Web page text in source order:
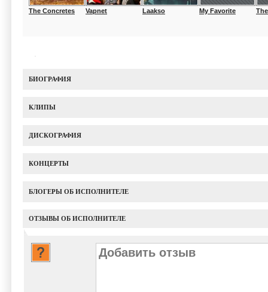
The Concretes Vapnet Laakso My Favorite
БИОГРАФИЯ
КЛИПЫ
ДИСКОГРАФИЯ
КОНЦЕРТЫ
БЛОГЕРЫ ОБ ИСПОЛНИТЕЛЕ
ОТЗЫВЫ ОБ ИСПОЛНИТЕЛЕ